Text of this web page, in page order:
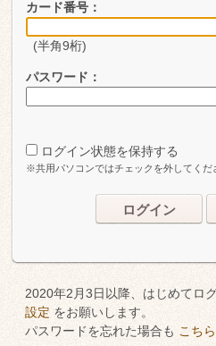
カード番号：
(半角9桁)
パスワード：
ログイン状態を保持する
※共用パソコンではチェックを外してくだ
ログイン
2020年2月3日以降、はじめてロ
設定 をお願いします。
パスワードを忘れた場合も こちら